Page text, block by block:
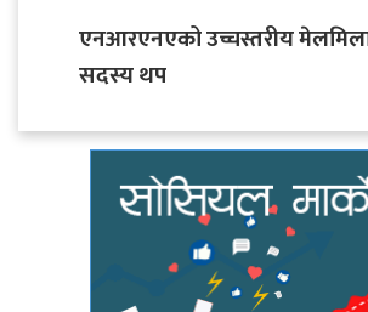
एनआरएनएको उच्चस्तरीय
सदस्य थप